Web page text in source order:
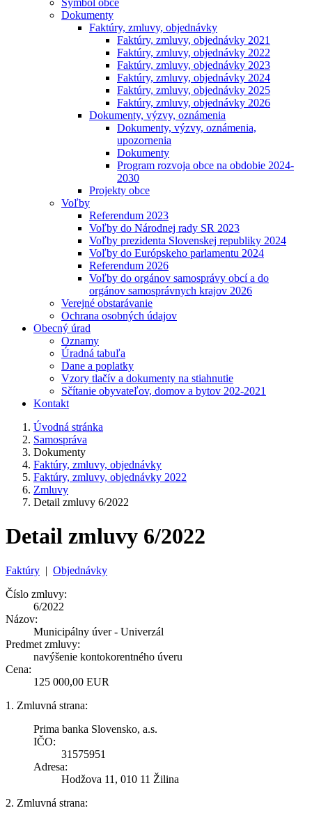
Symbol obce
Dokumenty
Faktúry, zmluvy, objednávky
Faktúry, zmluvy, objednávky 2021
Faktúry, zmluvy, objednávky 2022
Faktúry, zmluvy, objednávky 2023
Faktúry, zmluvy, objednávky 2024
Faktúry, zmluvy, objednávky 2025
Faktúry, zmluvy, objednávky 2026
Dokumenty, výzvy, oznámenia
Dokumenty, výzvy, oznámenia,
upozornenia
Dokumenty
Program rozvoja obce na obdobie 2024-
2030
Projekty obce
Voľby
Referendum 2023
Voľby do Národnej rady SR 2023
Voľby prezidenta Slovenskej republiky 2024
Voľby do Európskeho parlamentu 2024
Referendum 2026
Voľby do orgánov samosprávy obcí a do
orgánov samosprávnych krajov 2026
Verejné obstarávanie
Ochrana osobných údajov
Obecný úrad
Oznamy
Úradná tabuľa
Dane a poplatky
Vzory tlačív a dokumenty na stiahnutie
Sčítanie obyvateľov, domov a bytov 202-2021
Kontakt
Úvodná stránka
Samospráva
Dokumenty
Faktúry, zmluvy, objednávky
Faktúry, zmluvy, objednávky 2022
Zmluvy
Detail zmluvy 6/2022
Detail zmluvy 6/2022
Faktúry | Objednávky
Číslo zmluvy:
6/2022
Názov:
Municipálny úver - Univerzál
Predmet zmluvy:
navýšenie kontokorentného úveru
Cena:
125 000,00 EUR
1. Zmluvná strana:
Prima banka Slovensko, a.s.
IČO:
31575951
Adresa:
Hodžova 11, 010 11 Žilina
2. Zmluvná strana: